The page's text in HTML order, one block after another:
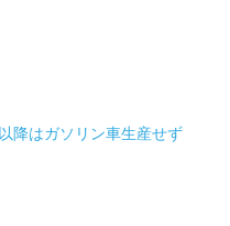
降はガソリン車生産せず